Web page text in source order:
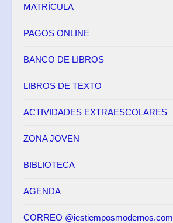
MATRÍCULA
PAGOS ONLINE
BANCO DE LIBROS
LIBROS DE TEXTO
ACTIVIDADES EXTRAESCOLARES
ZONA JOVEN
BIBLIOTECA
AGENDA
CORREO @iestiemposmodernos.com